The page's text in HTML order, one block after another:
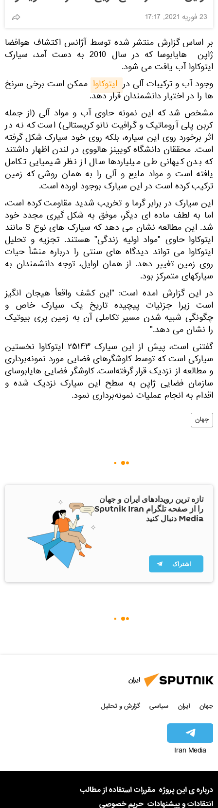
23 فوریه 2021, 17:17
بر اساس گزارش منتشر شده توسط آژانس اکتشاف هوافضا
ژاپن هایابوسا که در سال 2010 به دست آمد، سیارک
ایتوکاوا آب یافت می شود.
وجود آب و ترکیبات آلی در ایتوکاوا ممکن است برخی سرنخ
ها را در اختیار دانشمندان قرار دهد.
مشخص شد که این نمونه حاوی آب و مواد آلی (از جمله
کربن پلی آروماتیک و گرافیت نانو کریستالی) است که نه در
اثر برخورد روی این سیاره، بلکه روی خود سیارک شکل گرفته
است. محققان دانشگاه کویینز هالووی در لندن اظهار داشتند
که بدن کیهانی طی میلیاردها سال از نظر شیمیایی تکامل
یافته است و مواد مایع و آلی را به همان روشی که زمین
ترکیب کرده است در این سیارک بوجود اورده است.
این سیارک در برابر گرما و تخریب شدید مقاومت کرده است،
اما به لطف ماده ای دیگر، موفق به شکل گیری مجدد خود
شد. این مطالعه نشان می دهد که سیارک های نوع S مانند
ایتوکاوا حاوی "مواد اولیه زندگی" هستند. تجزیه و تحلیل
ایتوکاوا می تواند دیدگاه های سنتی را درباره منشأ حیات
روی زمین تغییر دهد. از همان اوایل، توجه دانشمندان به
سیارکهای متمرکز بود.
در این گزارش امده است: "این کشف واقعاً هیجان انگیز
است زیرا جزئیات پیچیده تاریخ یک سیارک خاص و
چگونگی شبیه شدن مسیر تکاملی آن به زمین پری بیوتیک
را نشان می دهد."
گفتنی است، پیش از این سیارک ۲۵۱۴۳ ایتوکاوا نخستین
سیارکی است که توسط کاوشگرهای فضایی مورد نمونه‌برداری
و مطالعه از نزدیک قرار گرفته‌است. کاوشگر فضایی هایابوسای
سازمان فضایی ژاپن به سطح این سیارک نزدیک شده و
اقدام به انجام عملیات نمونه‌برداری نمود.
جهان
تازه ترین رویدادهای ایران و جهان
را از صفحه تلگرام Sputnik Iran
Media دنبال کنید
اشتراک
ایران
جهان ایران سیاسی گزارش و تحلیل
Iran Media
درباره ی این پروژه مقررات استفاده از مطالب
انتقادات و پیشنهادات حریم خصوصی